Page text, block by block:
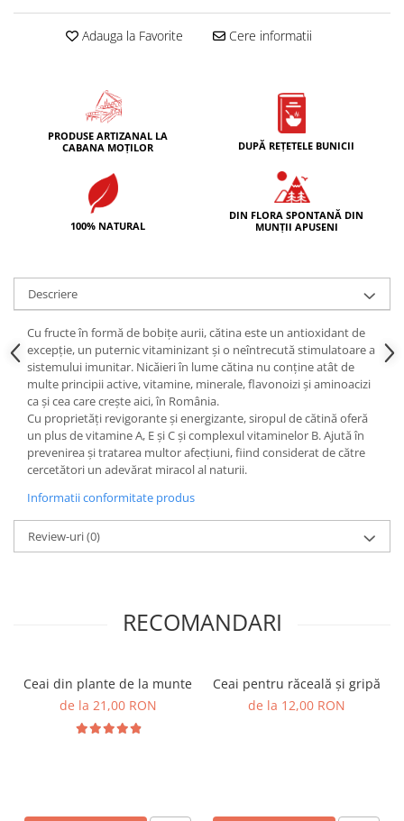
Adauga la Favorite Cere informatii
PRODUSE ARTIZANAL LA
CABANA MOȚILOR
DUPĂ REȚETELE BUNICII
100% NATURAL
DIN FLORA SPONTANĂ DIN
MUNȚII APUSENI
Descriere
Cu fructe în formă de bobițe aurii, cătina este un antioxidant de
excepție, un puternic vitaminizant și o neîntrecută stimulatoare a
sistemului imunitar. Nicăieri în lume cătina nu conține atât de
multe principii active, vitamine, minerale, flavonoizi și aminoacizi
ca și cea care crește aici, în România.
Cu proprietăți revigorante și energizante, siropul de cătină oferă
un plus de vitamine A, E și C și complexul vitaminelor B. Ajută în
prevenirea și tratarea multor afecțiuni, fiind considerat de către
cercetători un adevărat miracol al naturii.
Informatii conformitate produs
Review-uri(0)
RECOMANDARI
Ceai din plante de la munte
de la 21,00 RON
Ceai pentru răceală și gripă
de la 12,00 RON